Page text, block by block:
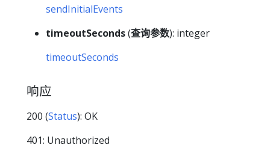
sendInitialEvents
timeoutSeconds(查询参数): integer
timeoutSeconds
响应
200 (Status): OK
401: Unauthorized